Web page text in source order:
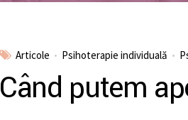
Articole Psihoterapie individuală
Când putem